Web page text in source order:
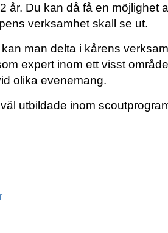
år. Du kan då få en möjlighet
verksamhet skall se ut.
man delta i kårens
expert inom ett visst
olika evenemang.
utbildade inom